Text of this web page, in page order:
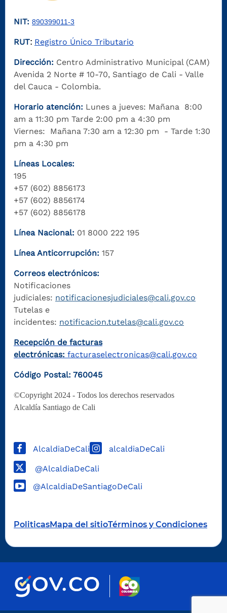
NIT: 890399011-3
RUT: Registro Único Tributario
Dirección: Centro Administrativo Municipal (CAM)
Avenida 2 Norte # 10-70, Santiago de Cali - Valle
del Cauca - Colombia.
Horario atención: Lunes a jueves: Mañana 8:00
am a 11:30 pm Tarde 2:00 pm a 4:30 pm
Viernes: Mañana 7:30 am a 12:30 pm - Tarde 1:30
pm a 4:30 pm
Líneas Locales:
195
+57 (602) 8856173
+57 (602) 8856174
+57 (602) 8856178
Línea Nacional: 01 8000 222 195
Línea Anticorrupción: 157
Correos electrónicos:
Notificaciones
judiciales: notificacionesjudiciales@cali.gov.co
Tutelas e
incidentes: notificacion.tutelas@cali.gov.co
Recepción de facturas
electrónicas: facturaselectronicas@cali.gov.co
Código Postal: 760045
©Copyright 2024 - Todos los derechos reservados
Alcaldía Santiago de Cali
AlcaldiaDeCali alcaldiaDeCali
@AlcaldiaDeCali
@AlcaldiaDeSantiagoDeCali
PoliticasMapa del sitioTérminos y Condiciones